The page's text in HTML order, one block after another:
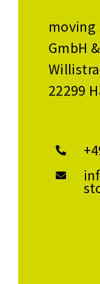
moving
GmbH
22299